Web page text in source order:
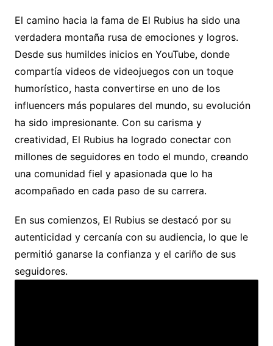
El camino hacia la fama de El Rubius ha sido una
verdadera montaña rusa de emociones y logros.
Desde sus humildes inicios en YouTube, donde
compartía videos de videojuegos con un toque
humorístico, hasta convertirse en uno de los
influencers más populares del mundo, su evolución
ha sido impresionante. Con su carisma y
creatividad, El Rubius ha logrado conectar con
millones de seguidores en todo el mundo, creando
una comunidad fiel y apasionada que lo ha
acompañado en cada paso de su carrera.
En sus comienzos, El Rubius se destacó por su
autenticidad y cercanía con su audiencia, lo que le
permitió ganarse la confianza y el cariño de sus
seguidores.